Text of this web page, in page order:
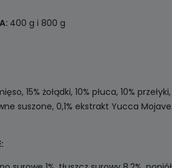
400 g i 800 g
15% żołądki, 10% płuca, 10%
suszone, 0,1% ekstrakt Yucca Mojave.